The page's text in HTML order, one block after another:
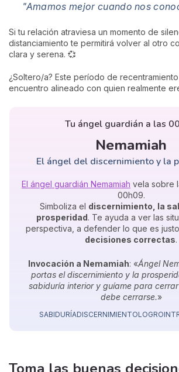
"Amamos mejor cuando nos
Si tu relación atraviesa un momento de
distanciamiento te permitirá volver al otro
clara y serena. 💞
¿Soltero/a? Este período de
encuentro alineado con quien realmente
Tu ángel guardián a las
Nemamiah
El ángel del discernimiento y la
El ángel guardián Nemamiah vela sobre
00h09.
Simboliza el discernimiento, la
prosperidad. Te ayuda a ver las
perspectiva, a defender lo que es
decisiones correctas.
Invocación a Nemamiah: «Ángel
portas el discernimiento y la
sabiduría interior y guíame para
debe cerrarse.»
SABIDURÍADISCERNIMIENTOLOGRO